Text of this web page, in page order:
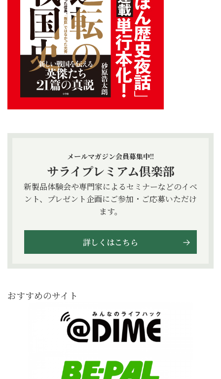
メールマガジン会員募集中!!
サライプレミアム倶楽部
新製品体験会や専門家によるセミナーなどのイベ
ント、プレゼント企画にご参加・ご応募いただけ
ます。
詳しくはこちら
おすすめのサイト